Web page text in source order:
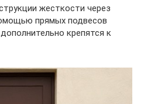
жесткости через
прямых подвесов
крепятся к